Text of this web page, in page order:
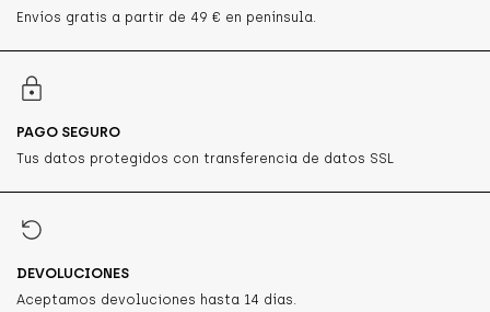
Envíos gratis a partir de 49 € en península.
PAGO SEGURO
Tus datos protegidos con transferencia de datos SSL
DEVOLUCIONES
Aceptamos devoluciones hasta 14 días.